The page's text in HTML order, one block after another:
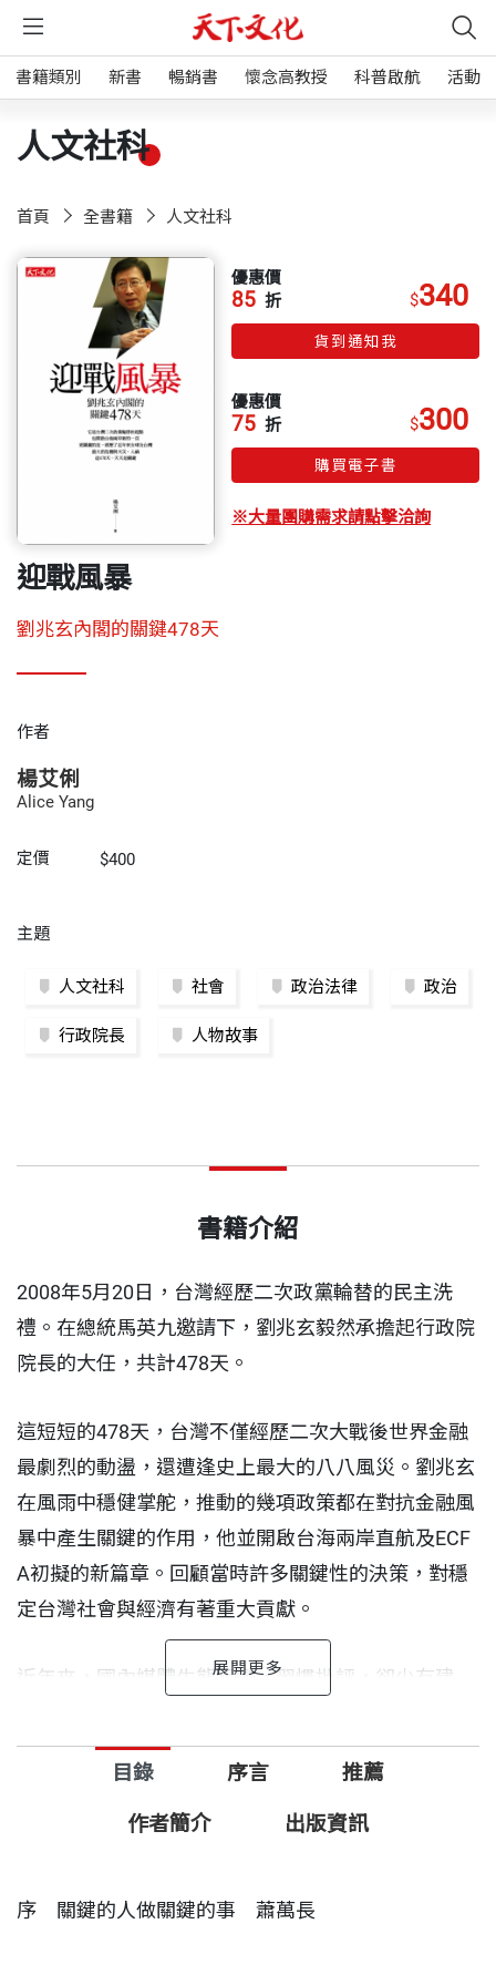
書籍類別 新書 暢銷書 懷念高教授 科普啟航 活動
人文社科
首頁 全書籍 人文社科
優惠價
85 折 $340
貨到通知我
優惠價
75 折 $300
購買電子書
※大量團購需求請點擊洽詢
迎戰風暴
劉兆玄內閣的關鍵478天
作者
楊艾俐
Alice Yang
定價 $400
主題
人文社科 社會 政治法律 政治
行政院長 人物故事
書籍介紹
2008年5月20日，台灣經歷二次政黨輪替的民主洗
禮。在總統馬英九邀請下，劉兆玄毅然承擔起行政院
院長的大任，共計478天。
這短短的478天，台灣不僅經歷二次大戰後世界金融
最劇烈的動盪，還遭逢史上最大的八八風災。劉兆玄
在風雨中穩健掌舵，推動的幾項政策都在對抗金融風
暴中產生關鍵的作用，他並開啟台海兩岸直航及ECF
A初擬的新篇章。回顧當時許多關鍵性的決策，對穩
定台灣社會與經濟有著重大貢獻。
近年來，國內媒體生態丕變，習慣批評，卻少有建
嘻笑怒罵，鮮少討論正經政策。作者楊艾俐秉持新聞
記者重視客觀、追求真相的責任，深入採訪，一探劉
兆玄內閣團隊的運作。
航、八八風災等重大事件，可以當做歷史（雖然有些
目錄 序言 推薦
作者簡介 出版資訊
序 關鍵的人做關鍵的事 蕭萬長